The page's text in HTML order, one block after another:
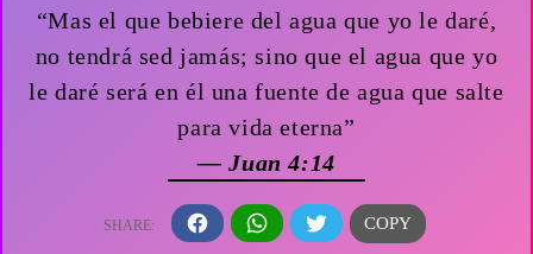
“Mas el que bebiere del agua que yo le daré,
no tendrá sed jamás; sino que el agua que yo
le daré será en él una fuente de agua que salte
para vida eterna”
— Juan 4:14